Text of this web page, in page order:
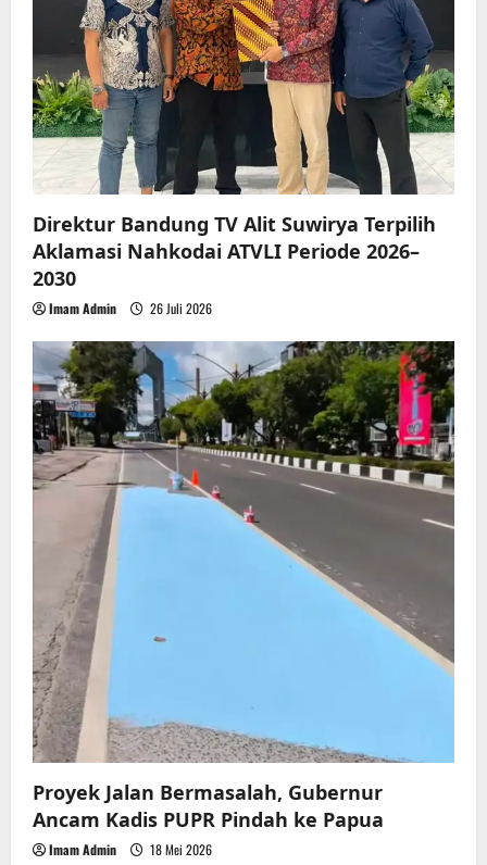
i
o
n
Direktur Bandung TV Alit Suwirya Terpilih
Aklamasi Nahkodai ATVLI Periode 2026–
2030
Imam Admin 26 Juli 2026
Proyek Jalan Bermasalah, Gubernur
Ancam Kadis PUPR Pindah ke Papua
Imam Admin 18 Mei 2026